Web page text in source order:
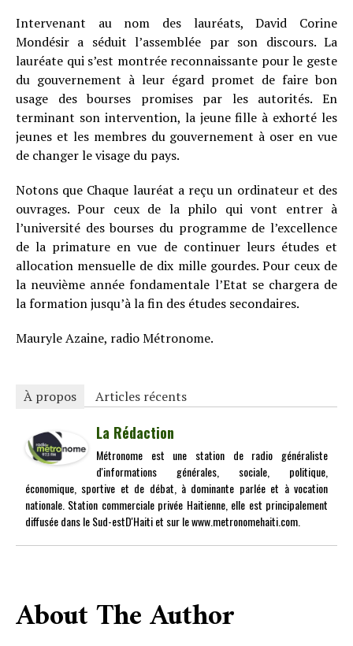
Intervenant au nom des lauréats, David Corine
Mondésir a séduit l’assemblée par son discours. La
lauréate qui s’est montrée reconnaissante pour le geste
du gouvernement à leur égard promet de faire bon
usage des bourses promises par les autorités. En
terminant son intervention, la jeune fille à exhorté les
jeunes et les membres du gouvernement à oser en vue
de changer le visage du pays.
Notons que Chaque lauréat a reçu un ordinateur et des
ouvrages. Pour ceux de la philo qui vont entrer à
l’université des bourses du programme de l’excellence
de la primature en vue de continuer leurs études et
allocation mensuelle de dix mille gourdes. Pour ceux de
la neuvième année fondamentale l’Etat se chargera de
la formation jusqu’à la fin des études secondaires.
Mauryle Azaine, radio Métronome.
À propos Articles récents
La Rédaction
Métronome est une station de radio généraliste
d'informations générales, sociale, politique,
économique, sportive et de débat, à dominante parlée et à vocation
nationale. Station commerciale privée Haitienne, elle est principalement
diffusée dans le Sud-estD'Haiti et sur le www.metronomehaiti.com.
About The Author